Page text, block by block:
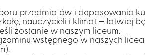
przedmiotów i dopasowania
nauczycieli i klimat – łatwiej
zostanie w naszym liceum.
wstępnego w naszych